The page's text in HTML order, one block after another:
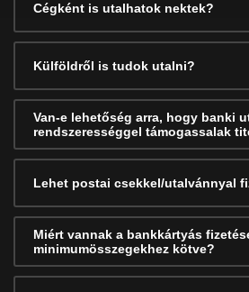
Cégként is utalhatok nektek?
Külföldről is tudok utalni?
Van-e lehetőség arra, hogy banki
rendszerességgel támogassalak
Lehet postai csekkel/utalvánnyal
Miért vannak a bankkártyás
minimumösszegekhez kötve?